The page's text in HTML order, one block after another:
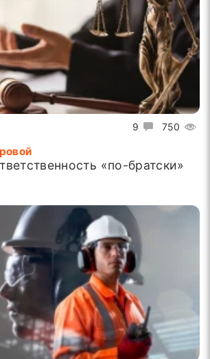
9 750
«по-братски»